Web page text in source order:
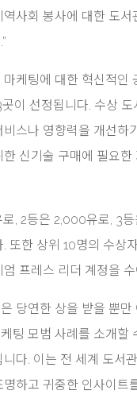
역사회 봉사에 대한 도서
마케팅에 대한 혁신적인
이 선정됩니다. 수상 도
비스나 영향력을 개선하
신기술 구매에 필요한
, 2등은 2,000유로, 3등
또한 상위 10명의 수상
프레스 리더 계정을
당연한 상을 받을 뿐만
팅 모범 사례를 소개할
다. 이는 전 세계 도서
하고 귀중한 인사이트